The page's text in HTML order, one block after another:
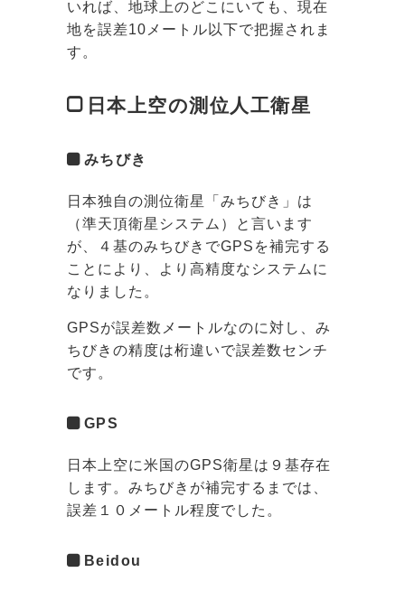
いれば、地球上のどこにいても、現在
地を誤差10メートル以下で把握されま
す。
日本上空の測位人工衛星
みちびき
日本独自の測位衛星「みちびき」は
（準天頂衛星システム）と言います
が、４基のみちびきでGPSを補完する
ことにより、より高精度なシステムに
なりました。
GPSが誤差数メートルなのに対し、み
ちびきの精度は桁違いで誤差数センチ
です。
GPS
日本上空に米国のGPS衛星は９基存在
します。みちびきが補完するまでは、
誤差１０メートル程度でした。
Beidou